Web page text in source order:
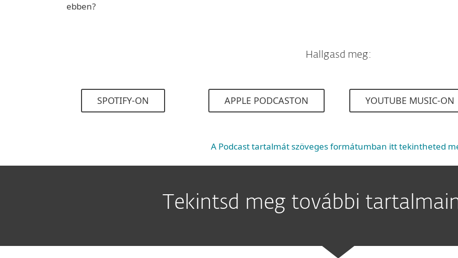
ebben?
Hallgasd meg:
SPOTIFY-ON APPLE PODCASTON YOUTUBE MUSIC-ON
A Podcast tartalmát szöveges formátumban itt tekintheted
Tekintsd meg további